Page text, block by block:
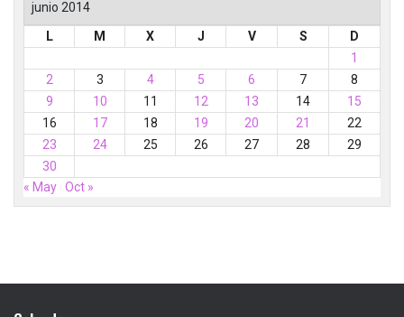
junio 2014
L
M X J V S
D
1
2
3 4 5 6 7
8
9
10 11 12 13 14
15
16
17 18 19 20 21
22
23
24 25 26 27 28
29
30
« May Oct »